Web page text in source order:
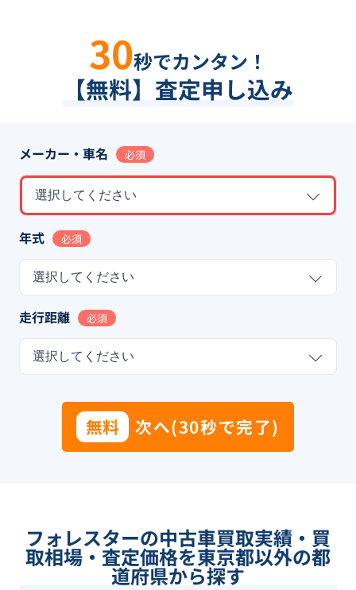
30秒でカンタン！
【無料】査定申し込み
メーカー・車名 必須
選択してください
年式 必須
選択してください
走行距離 必須
選択してください
無料 次へ(30秒で完了)
フォレスターの中古車買取実績・買
取相場・査定価格を東京都以外の都
道府県から探す